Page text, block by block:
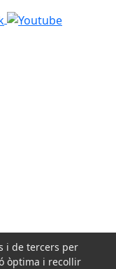
i de tercers per
òptima i recollir